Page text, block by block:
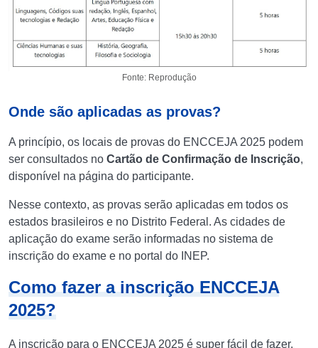
Fonte: Reprodução
Onde são aplicadas as provas?
A princípio, os locais de provas do ENCCEJA 2025 podem
ser consultados no Cartão de Confirmação de Inscrição,
disponível na página do participante.
Nesse contexto, as provas serão aplicadas em todos os
estados brasileiros e no Distrito Federal. As cidades de
aplicação do exame serão informadas no sistema de
inscrição do exame e no portal do INEP.
Como fazer a inscrição ENCCEJA
2025?
A inscrição para o ENCCEJA 2025 é super fácil de fazer,